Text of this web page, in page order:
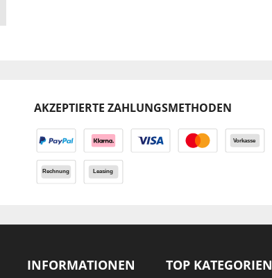
AKZEPTIERTE ZAHLUNGSMETHODEN
INFORMATIONEN TOP KATEGORIEN